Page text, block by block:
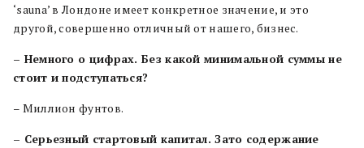
‘sauna’ в Лондоне имеет конкретное значение, и это
другой, совершенно отличный от нашего, бизнес.
– Немного о цифрах. Без какой минимальной суммы не
стоит и подступаться?
– Миллион фунтов.
– Серьезный стартовый капитал. Зато содержание